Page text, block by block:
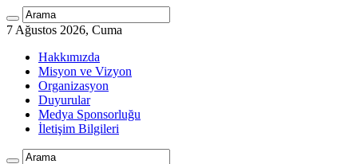
7 Ağustos 2026, Cuma
Hakkımızda
Misyon ve Vizyon
Organizasyon
Duyurular
Medya Sponsorluğu
İletişim Bilgileri